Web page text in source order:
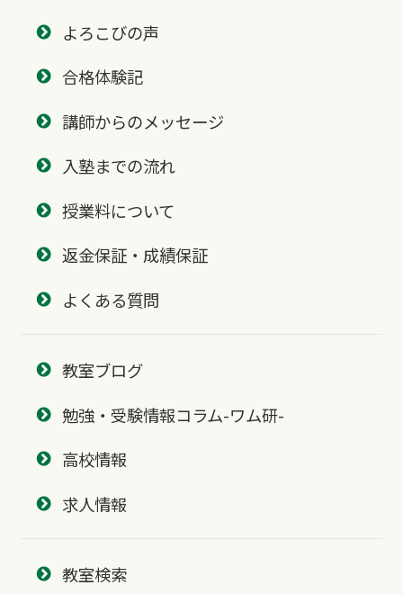
よろこびの声
合格体験記
講師からのメッセージ
入塾までの流れ
授業料について
返金保証・成績保証
よくある質問
教室ブログ
勉強・受験情報コラム-ワム研-
高校情報
求人情報
教室検索